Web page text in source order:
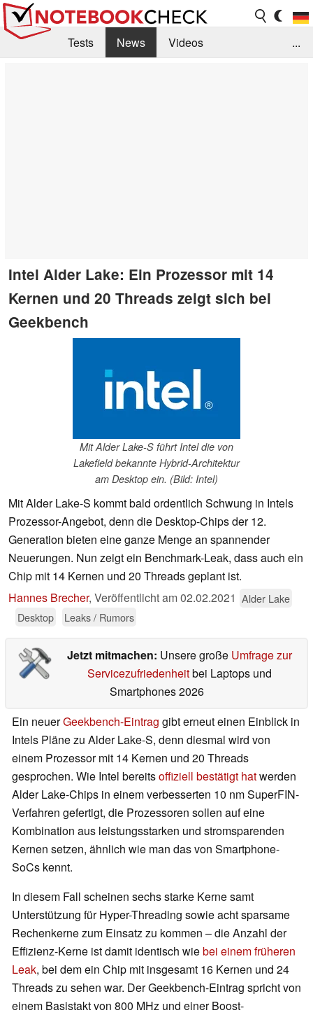
Tests News
Videos
...
Intel Alder Lake: Ein Prozessor mit 14
Kernen und 20 Threads zeigt sich bei
Geekbench
Mit Alder Lake-S führt Intel die von
Lakefield bekannte Hybrid-Architektur
am Desktop ein. (Bild: Intel)
Mit Alder Lake-S kommt bald ordentlich Schwung in Intels
Prozessor-Angebot, denn die Desktop-Chips der 12.
Generation bieten eine ganze Menge an spannender
Neuerungen. Nun zeigt ein Benchmark-Leak, dass auch ein
Chip mit 14 Kernen und 20 Threads geplant ist.
Hannes Brecher, Veröffentlicht am02.02.2021 Alder Lake
Desktop
Leaks / Rumors
Jetzt mitmachen: Unsere große Umfrage zur
Servicezufriedenheitbei Laptops und
Smartphones 2026
Ein neuerGeekbench-Eintrag gibt erneut einen Einblick in
Intels Pläne zu Alder Lake-S, denn diesmal wird von
einem Prozessor mit 14 Kernen und 20 Threads
gesprochen. Wie Intel bereitsoffiziell bestätigt hatwerden
Alder Lake-Chips in einem verbesserten 10 nm SuperFIN-
Verfahren gefertigt, die Prozessoren sollen auf eine
Kombination aus leistungsstarken und stromsparenden
Kernen setzen, ähnlich wie man das von Smartphone-
SoCs kennt.
In diesem Fall scheinen sechs starke Kerne samt
Unterstützung für Hyper-Threading sowie acht sparsame
Rechenkerne zum Einsatz zu kommen – die Anzahl der
Effizienz-Kerne ist damit identisch wiebei einem früheren
Leak, bei dem ein Chip mit insgesamt 16 Kernen und 24
Threads zu sehen war. Der Geekbench-Eintrag spricht von
einem Basistakt von 800 MHz und einer Boost-